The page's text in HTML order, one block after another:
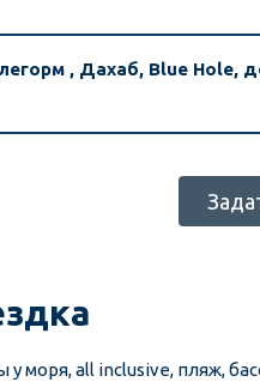
, Дахаб, Blue
у моря, all inclusive, пляж,